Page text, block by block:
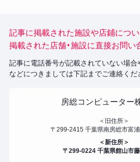
記事に掲載された施設や店鋪につい
掲載された店舗・施設に直接お問い
記事に電話番号が記載されていない場合
などにつきましては下記までご連絡くだ
房総コンピューター
＜旧住所＞
〒299-2415 千葉県南房総市富
＜新住所＞
〒299-0224 千葉県館山市